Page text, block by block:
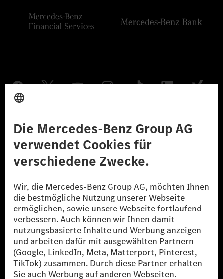
Datenschutz Lizenzhinweise Dritter Barrierefreiheit
© 2026 Mercedes-Benz Group AG. Alle Rechte vorbehalten.
[1] Bilanziell CO₂-neutral bedeutet, dass nicht vermiedene oder nicht
reduzierte CO₂-Emissionen bei der Mercedes-Benz Group durch
zertifizierte Ausgleichsprojekte kompensiert werden.
[2] Renewable Charging ist ein integraler Bestandteil von MB.CHARGE
Public in Europa, den USA, Kanada und China. Sofern an der jeweiligen
Ladestation noch kein Strom aus erneuerbaren Energien vorliegt,
verwendet Renewable Charging Grünstromzertifikate*. Diese stellen
sicher, dass für Ladevorgänge über MB.CHARGE Public eine äquivalente
Strommenge aus erneuerbaren Energien ins Stromnetz eingespeist wird.